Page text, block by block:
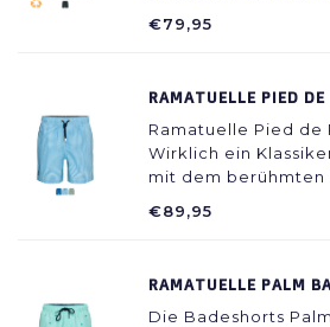
dunkelblauen
€79,95
RAMATUELLE PIED
Ramatuelle Pied de
Wirklich ein
mit dem berühmten
den Farben Blau
€89,95
RAMATUELLE PALM
Die Badeshorts